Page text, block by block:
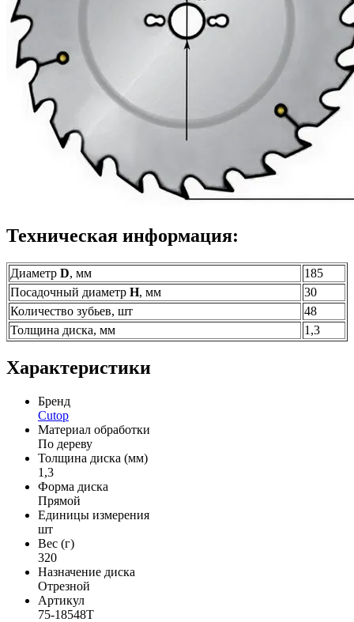
Техническая информация:
Диаметр D, мм
185
Посадочный диаметр H, мм
30
Количество зубьев, шт
48
Толщина диска, мм
1,3
Характеристики
Бренд
Cutop
Материал обработки
По дереву
Толщина диска (мм)
1,3
Форма диска
Прямой
Единицы измерения
шт
Вес (г)
320
Назначение диска
Отрезной
Артикул
75-18548Т